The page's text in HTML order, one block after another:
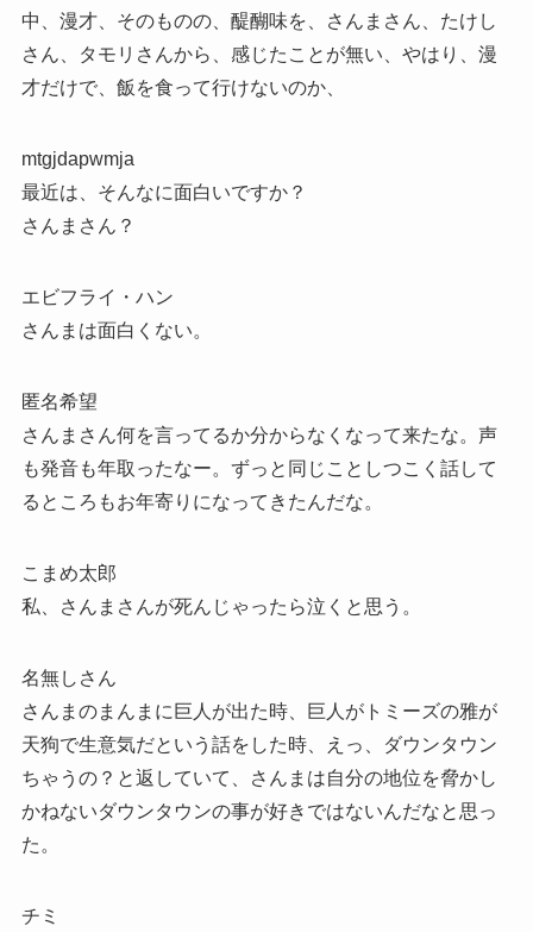
中、漫才、そのものの、醍醐味を、さんまさん、たけし
さん、タモリさんから、感じたことが無い、やはり、漫
才だけで、飯を食って行けないのか、
mtgjdapwmja
最近は、そんなに面白いですか？
さんまさん？
エビフライ・ハン
さんまは面白くない。
匿名希望
さんまさん何を言ってるか分からなくなって来たな。声
も発音も年取ったなー。ずっと同じことしつこく話して
るところもお年寄りになってきたんだな。
こまめ太郎
私、さんまさんが死んじゃったら泣くと思う。
名無しさん
さんまのまんまに巨人が出た時、巨人がトミーズの雅が
天狗で生意気だという話をした時、えっ、ダウンタウン
ちゃうの？と返していて、さんまは自分の地位を脅かし
かねないダウンタウンの事が好きではないんだなと思っ
た。
チミ